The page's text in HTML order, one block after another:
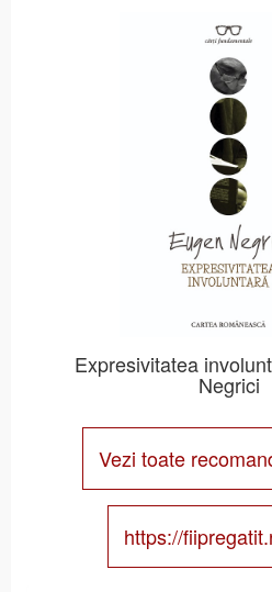
Expresivitatea
Negrici
Vezi toate
https://